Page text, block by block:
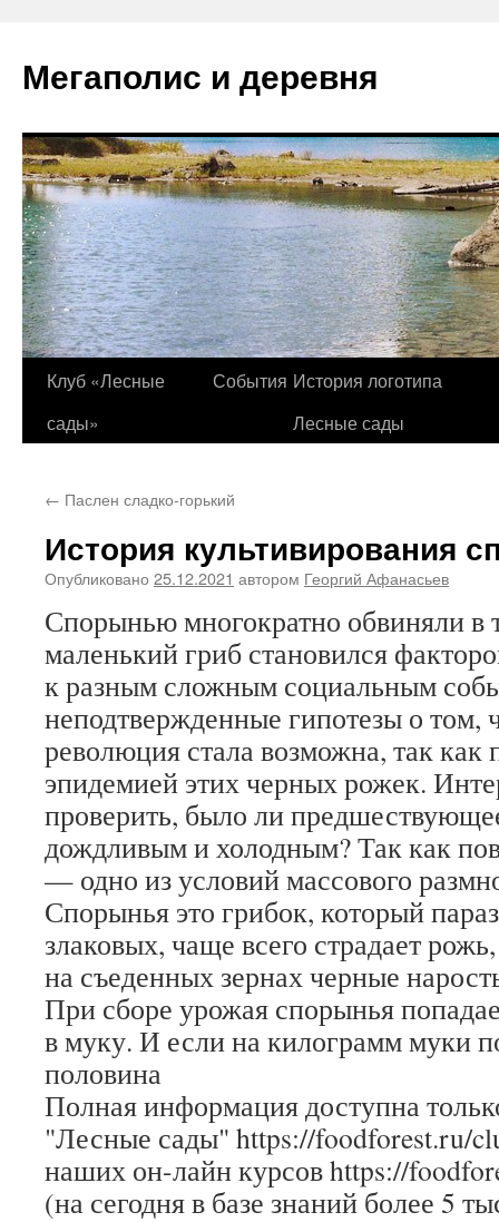
содержимому
Мегаполис и деревня
Клуб «Лесные
сады»
События История логотипа
Лесные сады
← Паслен сладко-горький
История культивирования
Опубликовано 25.12.2021 автором Георгий Афанасьев
Спорынью многократно обвиняли в
маленький гриб становился
к разным сложным социальным
неподтвержденные гипотезы о том,
революция стала возможна, так как
эпидемией этих черных рожек.
проверить, было ли
дождливым и холодным? Так как
— одно из условий массового
Спорынья это грибок, который
злаковых, чаще всего страдает
на съеденных зернах черные
При сборе урожая спорынья
в муку. И если на килограмм муки
половина
Полная информация доступна
"Лесные сады" https://foodforest.ru/
наших он-лайн курсов https://
(на сегодня в базе знаний более 5